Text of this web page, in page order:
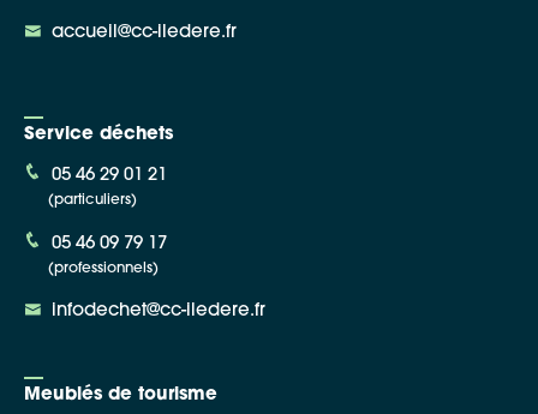
accueil@cc-iledere.fr
Service déchets
05 46 29 01 21
(particuliers)
05 46 09 79 17
(professionnels)
infodechet@cc-iledere.fr
Meublés de tourisme